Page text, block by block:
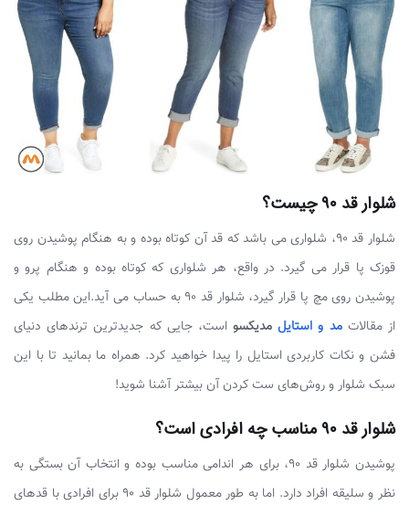
شلوار قد ۹۰ چیست؟
شلوار قد ۹۰، شلواری می باشد که قد آن کوتاه بوده و به هنگام پوشیدن روی
قوزک پا قرار می گیرد. در واقع، هر شلواری که کوتاه بوده و هنگام پرو و
پوشیدن روی مچ پا قرار گیرد، شلوار قد ۹۰ به حساب می آید.این مطلب یکی
از مقالاتمد و استایلمدیکسواست، جایی که جدیدترین ترندهای دنیای
فشن و نکات کاربردی استایل را پیدا خواهید کرد. همراه ما بمانید تا با این
سبک شلوار و روش‌های ست کردن آن بیشتر آشنا شوید!
شلوار قد ۹۰ مناسب چه افرادی است؟
پوشیدن شلوار قد ۹۰، برای هر اندامی مناسب بوده و انتخاب آن بستگی به
نظر و سلیقه افراد دارد. اما به طور معمول شلوار قد ۹۰ برای افرادی با قدهای